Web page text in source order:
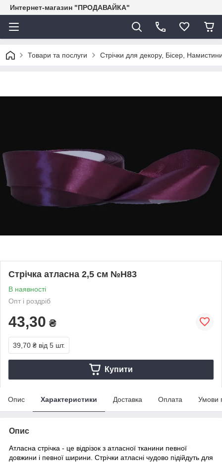
Интернет-магазин "ПРОДАВАЙКА"
Товари та послуги Стрічки для декору, Бісер,
Стрічка атласна 2,5 см №Н83
В наявності
Опт і роздріб
43,30 ₴
39,70 ₴ від 5 шт.
Купити
Опис Характеристики Доставка Оплата Умови
Опис
Атласна стрічка - це відрізок з атласної тканини певної
довжини і певної ширини. Стрічки атласні чудово підійдуть для